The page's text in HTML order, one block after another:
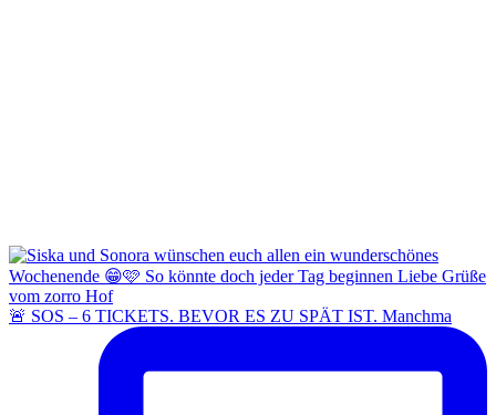
🚨 SOS – 6 TICKETS. BEVOR ES ZU SPÄT IST. Manchma